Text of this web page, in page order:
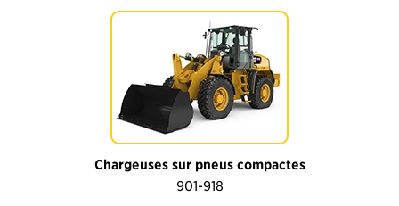
Chargeuses sur pneus compactes
901-918